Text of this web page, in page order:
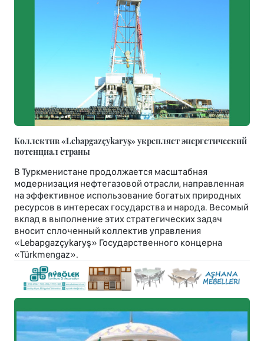
Коллектив «Lebapgazçykaryş» укрепляет энергетический
потенциал страны
В Туркменистане продолжается масштабная
модернизация нефтегазовой отрасли, направленная
на эффективное использование богатых природных
ресурсов в интересах государства и народа. Весомый
вклад в выполнение этих стратегических задач
вносит сплоченный коллектив управления
«Lebapgazçykaryş» Государственного концерна
«Türkmengaz».